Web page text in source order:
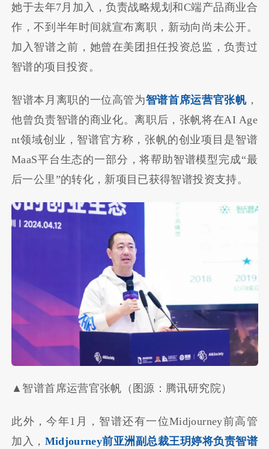
她于去年7月加入，负责战略规划和C端产品商业合
作，不到半年时间就宣布离职，新动向尚未公开。
加入智谱之前，她曾在美团担任投资总监，负责过
智谱的项目投资。
智谱本月离职的一位高管为智谱首席运营官张帆，
他曾负责智谱的商业化。离职后，张帆将在AI Age
nt领域创业，智谱官方称，张帆的创业项目是智谱
MaaS平台生态的一部分，将帮助智谱模型完成“最
后一公里”的转化，新项目已获得智谱投资支持。
▲智谱首席运营官张帆（图源：腾讯研究院）
此外，今年1月，智谱还有一位Midjourney前高管
加入， Midjourney前亚洲副总裁王玥婷将负责智谱